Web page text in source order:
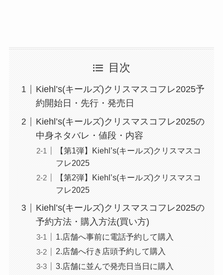
目次
Kiehl’s(キールズ)クリスマスコフレ2025予
約開始日・先行・発売日
Kiehl’s(キールズ)クリスマスコフレ2025の
中身ネタバレ・値段・内容
【第1弾】Kiehl’s(キールズ)クリスマスコ
フレ2025
【第2弾】Kiehl’s(キールズ)クリスマスコ
フレ2025
Kiehl’s(キールズ)クリスマスコフレ2025の
予約方法・購入方法(買い方)
1.店舗へ事前に電話予約して購入
2.店舗へ行き店頭予約して購入
3.店舗に並んで発売日当日に購入